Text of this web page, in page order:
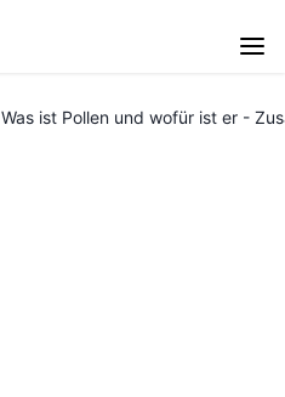
Was ist Pollen und wofür ist er -